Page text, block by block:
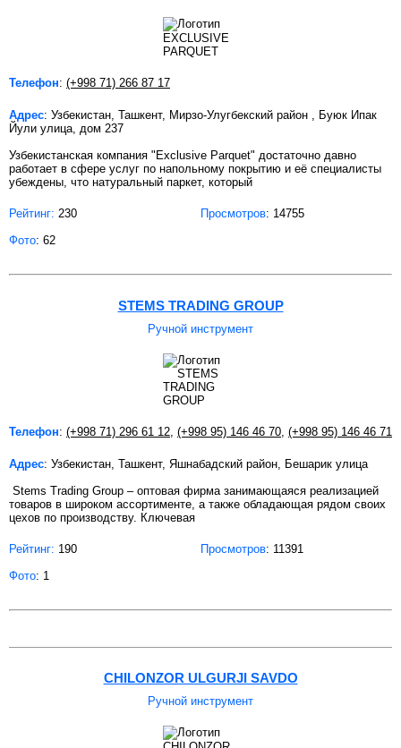
Телефон: (+998 71) 266 87 17
Адрес: Узбекистан, Ташкент, Мирзо-Улугбекский район , Буюк Ипак
Йули улица, дом 237
Узбекистанская компания "Exclusive Parquet" достаточно давно
работает в сфере услуг по напольному покрытию и её специалисты
убеждены, что натуральный паркет, который
Рейтинг: 230 Просмотров: 14755
Фото: 62
STEMS TRADING GROUP
Ручной инструмент
Телефон: (+998 71) 296 61 12 (+998 95) 146 46 70 (+998 95) 146 46 71
Адрес: Узбекистан, Ташкент, Яшнабадский район, Бешарик улица
Stems Trading Group – оптовая фирма занимающаяся реализацией
товаров в широком ассортименте, а также обладающая рядом своих
цехов по производству. Ключевая
Рейтинг: 190 Просмотров: 11391
Фото: 1
CHILONZOR ULGURJI SAVDO
Ручной инструмент